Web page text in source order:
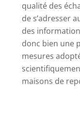
qualité des
de s’adresser
des
donc bien une
mesures
maisons de